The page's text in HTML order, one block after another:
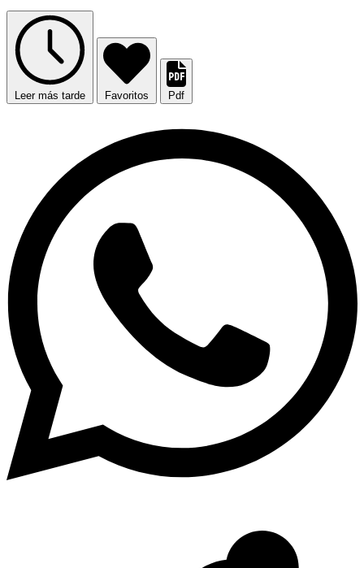
Leer más tarde Favoritos Pdf